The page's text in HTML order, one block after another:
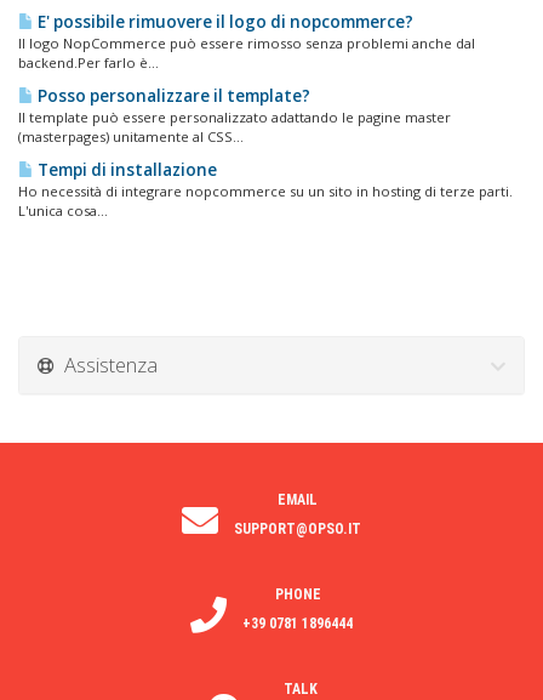
E' possibile rimuovere il logo di nopcommerce?
Il logo NopCommerce può essere rimosso senza problemi anche dal
backend.Per farlo è...
Posso personalizzare il template?
Il template può essere personalizzato adattando le pagine master
(masterpages) unitamente al CSS...
Tempi di installazione
Ho necessità di integrare nopcommerce su un sito in hosting di terze parti.
L'unica cosa...
Assistenza
EMAIL
SUPPORT@OPSO.IT
PHONE
+39 0781 1896444
TALK